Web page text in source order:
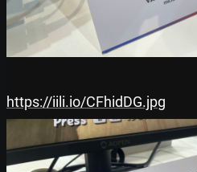
https://iili.io/CFhidDG.jpg